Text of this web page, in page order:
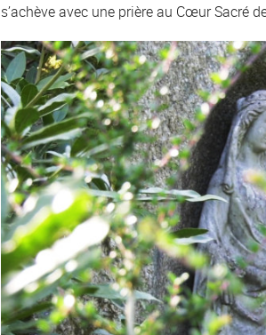
s’achève avec une prière au Cœur Sacré